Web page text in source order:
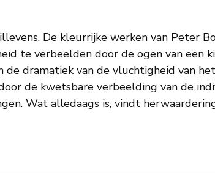
Wat alledaags is, vindt